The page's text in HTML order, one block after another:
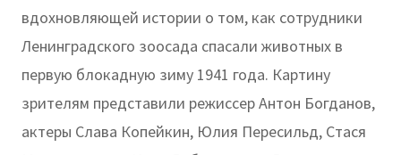
вдохновляющей истории о том, как сотрудники
Ленинградского зоосада спасали животных в
первую блокадную зиму 1941 года. Картину
зрителям представили режиссер Антон Богданов,
актеры Слава Копейкин, Юлия Пересильд, Стася